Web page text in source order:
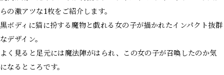
らの激アツな1枚をご紹介します。
黒ボディに猫に扮する魔物と戯れる女の子が描かれたインパクト抜群
なデザイン。
よく見ると足元には魔法陣がはられ、この女の子が召喚したのか気
になるところです。